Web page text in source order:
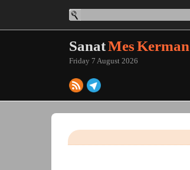
SanatMes Kerman
Friday 7 August 2026